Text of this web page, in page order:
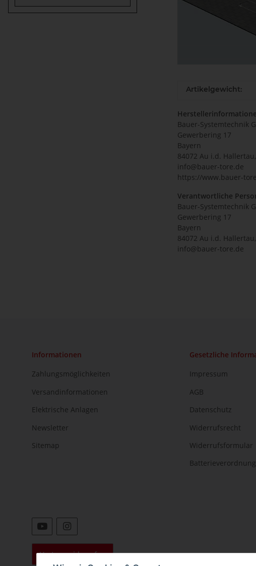
Artikelgewicht:
Bauer-Systemtechnik
Gewerbering 17
Bayern
84072 Au i.d.
info@bauer-tore.de
https://www.bauer-
Verantwortliche
Bauer-Systemtechnik
Gewerbering 17
Bayern
84072 Au i.d.
info@bauer-tore.de
Informationen
Zahlungsmöglichkeiten
Versandinformationen
Elektrische Anlagen
Newsletter
Sitemap
Gesetzliche
Impressum
AGB
Datenschutz
Widerrufsrecht
Widerrufsformular
Batterieverordnung
Vertrag widerrufen